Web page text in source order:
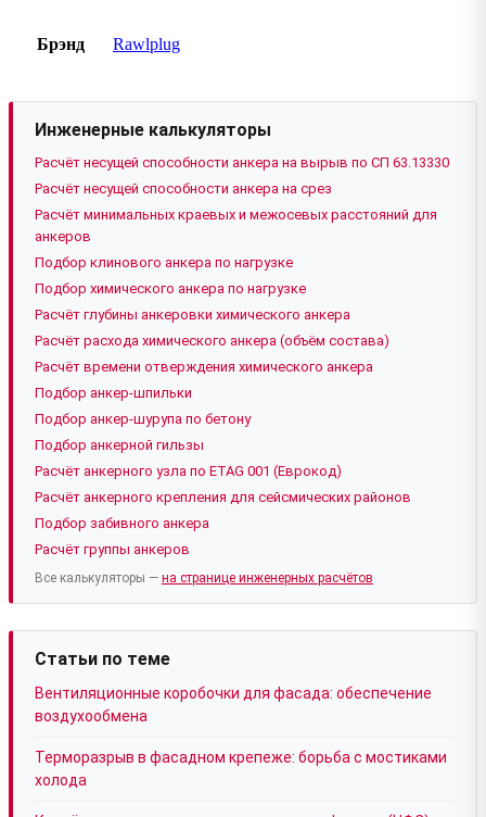
Брэнд Rawlplug
Инженерные калькуляторы
Расчёт несущей способности анкера на вырыв по СП 63.13330
Расчёт несущей способности анкера на срез
Расчёт минимальных краевых и межосевых расстояний для
анкеров
Подбор клинового анкера по нагрузке
Подбор химического анкера по нагрузке
Расчёт глубины анкеровки химического анкера
Расчёт расхода химического анкера (объём состава)
Расчёт времени отверждения химического анкера
Подбор анкер-шпильки
Подбор анкер-шурупа по бетону
Подбор анкерной гильзы
Расчёт анкерного узла по ETAG 001 (Еврокод)
Расчёт анкерного крепления для сейсмических районов
Подбор забивного анкера
Расчёт группы анкеров
Все калькуляторы — на странице инженерных расчётов
Статьи по теме
Вентиляционные коробочки для фасада: обеспечение
воздухообмена
Терморазрыв в фасадном крепеже: борьба с мостиками
холода